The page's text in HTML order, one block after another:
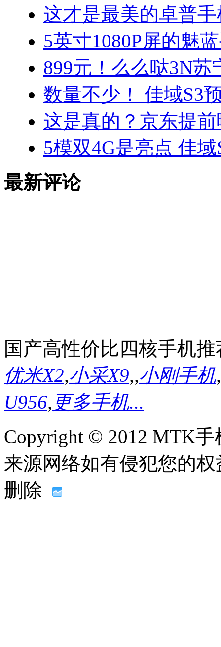
这才是最美的卓普
5英寸1080P屏的魅
899元！么么哒3N苏
数量不少！ 佳域S3
这是真的？京东提
5模双4G是亮点 佳
最新评论
国产高性价比四核手机推
优米X2,小采X9,,小刚手机,
U956, 更多手机...
Copyright © 2012 MTK
来源网络如有侵犯您的
删除